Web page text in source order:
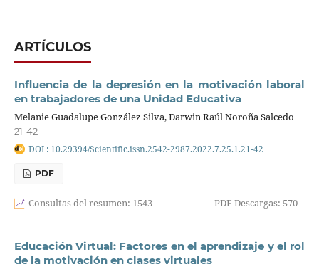
ARTÍCULOS
Influencia de la depresión en la motivación laboral
en trabajadores de una Unidad Educativa
Melanie Guadalupe González Silva, Darwin Raúl Noroña Salcedo
21-42
DOI : 10.29394/Scientific.issn.2542-2987.2022.7.25.1.21-42
PDF
Consultas del resumen: 1543 PDF Descargas: 570
Educación Virtual: Factores en el aprendizaje y el rol
de la motivación en clases virtuales